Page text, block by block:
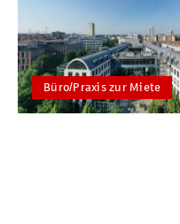
Büro/Praxis zur Miete